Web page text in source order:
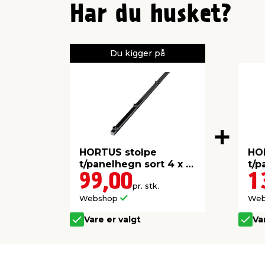
Har du husket?
Du kigger på
HORTUS stolpe
t/panelhegn sort 4 x 4
x 150 cm
99,00pr. stk.
Webshop
Vare er valgt
t/